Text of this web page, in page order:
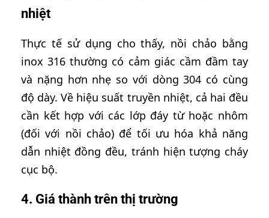
nhiệt
Thực tế sử dụng cho thấy, nồi chảo bằng
inox 316 thường có cảm giác cầm đầm tay
và nặng hơn nhẹ so với dòng 304 có cùng
độ dày. Về hiệu suất truyền nhiệt, cả hai đều
cần kết hợp với các lớp đáy từ hoặc nhôm
(đối với nồi chảo) để tối ưu hóa khả năng
dẫn nhiệt đồng đều, tránh hiện tượng cháy
cục bộ.
4. Giá thành trên thị trường